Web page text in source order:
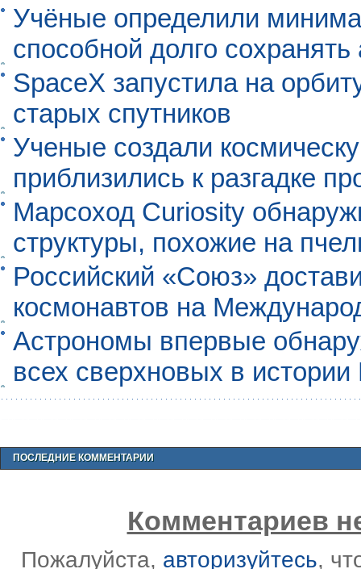
Учёные определили
способной долго
SpaceX запустила на
старых спутников
Ученые создали
приблизились к разгадке
Марсоход Curiosity
структуры, похожие на
Российский «Союз»
космонавтов на
Астрономы впервые
всех сверхновых в
ПОСЛЕДНИЕ КОММЕНТАРИИ
Комментариев
Пожалуйста, авторизуйтесь,